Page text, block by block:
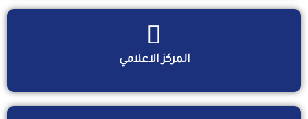
المركز الاعلامي